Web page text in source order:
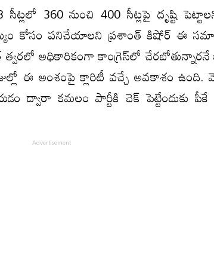
360 నుంచి 400 సీట్లపై దృష్టి
కోసం పనిచేయాలని ప్రశాంత్ కిషోర్ ఈ
అధికారికంగా కాంగ్రెస్‌లో
ఈ అంశంపై క్లారిటీ వచ్చే అవకాశం ఉంది.
ద్వారా కమలం పార్టీకి చెక్ పెట్టేందుకు పీకే